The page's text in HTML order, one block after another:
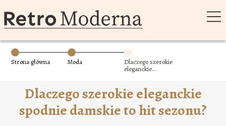
Strona główna Moda
Dlaczego szerokie
eleganckie
Dlaczego szerokie eleganckie
spodnie damskie to hit sezonu?